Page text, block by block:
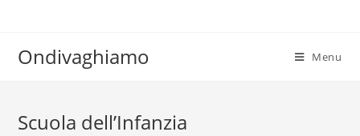
contenuto
Ondivaghiamo Menu
Scuola dell’Infanzia